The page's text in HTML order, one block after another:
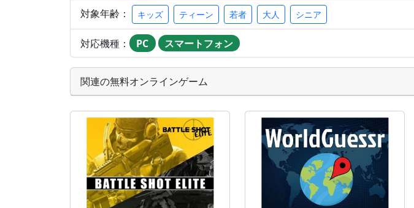
対象年齢： キッズ ティーン 若者 大人 シニア
対応機種： PC スマートフォン
関連の無料オンラインゲーム